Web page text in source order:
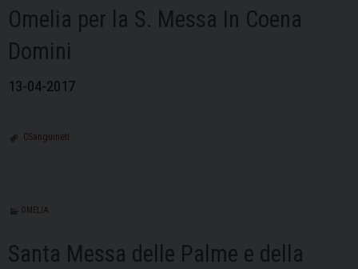
Omelia per la S. Messa In Coena
Domini
13-04-2017
CSanguineti
OMELIA
Santa Messa delle Palme e della